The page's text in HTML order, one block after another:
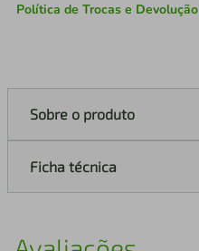
Política de Trocas e Devolução
Sobre o produto
Ficha técnica